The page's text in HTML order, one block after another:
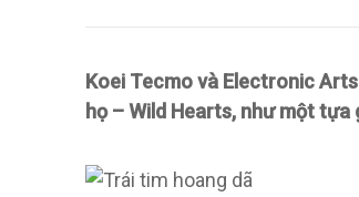
Koei Tecmo và Electronic
họ – Wild Hearts, như một